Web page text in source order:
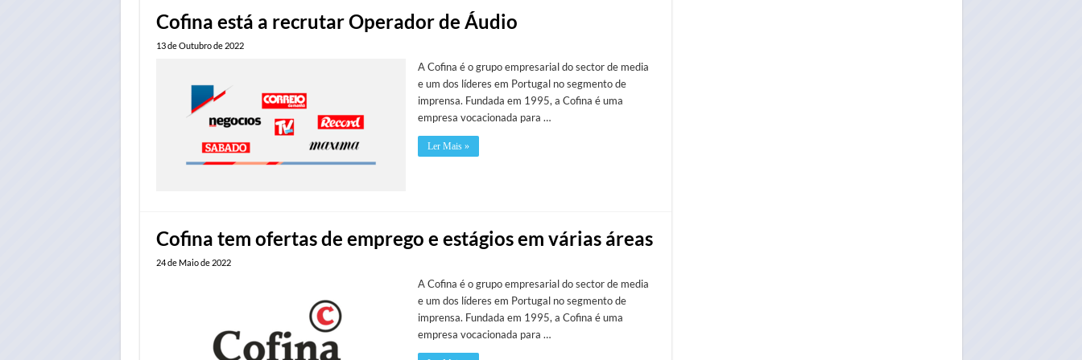
Cofina está a recrutar Operador de Áudio
13 de Outubro de 2022
A Cofina é o grupo empresarial do sector de media
e um dos líderes em Portugal no segmento de
imprensa. Fundada em 1995, a Cofina é uma
empresa vocacionada para …
Ler Mais »
Cofina tem ofertas de emprego e estágios em várias áreas
24 de Maio de 2022
A Cofina é o grupo empresarial do sector de media
e um dos líderes em Portugal no segmento de
imprensa. Fundada em 1995, a Cofina é uma
empresa vocacionada para …